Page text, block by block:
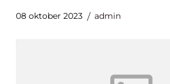
08 oktober 2023 admin